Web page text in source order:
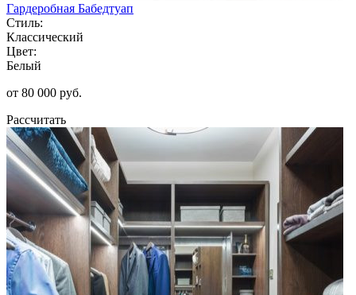
Гардеробная Бабедтуап
Стиль:
Классический
Цвет:
Белый
от 80 000 руб.
Рассчитать